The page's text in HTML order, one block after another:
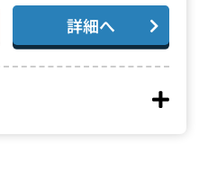
詳細へ